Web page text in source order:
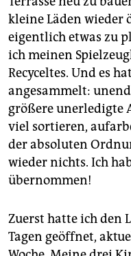
kleine Läden wieder
eigentlich etwas zu
ich meinen
Recyceltes. Und es
angesammelt:
größere unerledigte
viel sortieren,
der absoluten
wieder nichts. Ich
übernommen!
Zuerst hatte ich den
Tagen geöffnet,